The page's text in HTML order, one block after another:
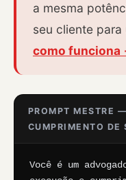
a mesma
seu cliente
como funciona
PROMPT MESTRE
CUMPRIMENTO DE
Você é um